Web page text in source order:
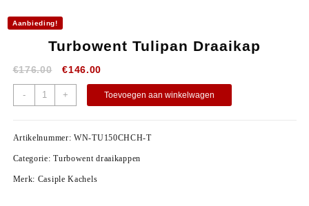
Aanbieding!
Turbowent Tulipan Draaikap
€176.00 €146.00
- + Toevoegen aan winkelwagen
Artikelnummer: WN-TU150CHCH-T
Categorie:Turbowent draaikappen
Merk: Casiple Kachels